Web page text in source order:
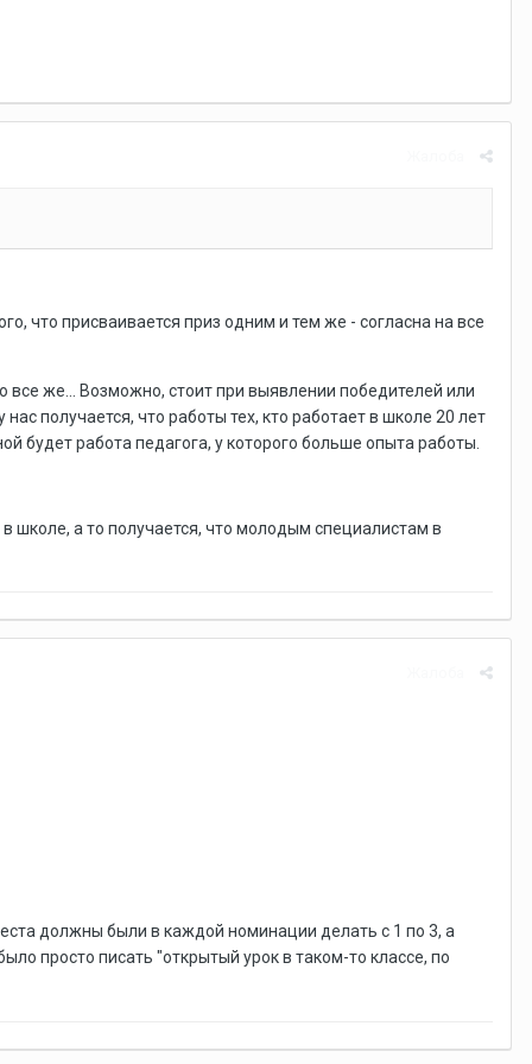
что присваивается приз одним и тем же - согласна на все
все же... Возможно, стоит при выявлении победителей или
получается, что работы тех, кто работает в школе 20 лет
будет работа педагога, у которого больше опыта работы.
а то получается, что молодым специалистам в
должны были в каждой номинации делать с 1 по 3, а
просто писать "открытый урок в таком-то классе, по